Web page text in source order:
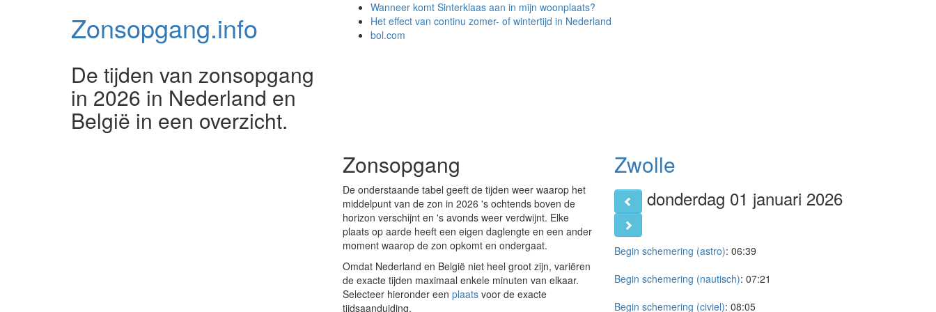
Zonsopgang.info
Wanneer komt Sinterklaas aan in mijn woonplaats?
Het effect van continu zomer- of wintertijd in Nederland
bol.com
De tijden van zonsopgang
in 2026 in Nederland en
België in een overzicht.
Zonsopgang
De onderstaande tabel geeft de tijden weer waarop het
middelpunt van de zon in 2026 's ochtends boven de
horizon verschijnt en 's avonds weer verdwijnt. Elke
plaats op aarde heeft een eigen daglengte en een ander
moment waarop de zon opkomt en ondergaat.
Omdat Nederland en België niet heel groot zijn, variëren
de exacte tijden maximaal enkele minuten van elkaar.
Selecteer hieronder een plaats voor de exacte
tijdsaanduiding.
Zwolle
donderdag 01 januari 2026
Begin schemering (astro): 06:39
Begin schemering (nautisch): 07:21
Begin schemering (civiel): 08:05